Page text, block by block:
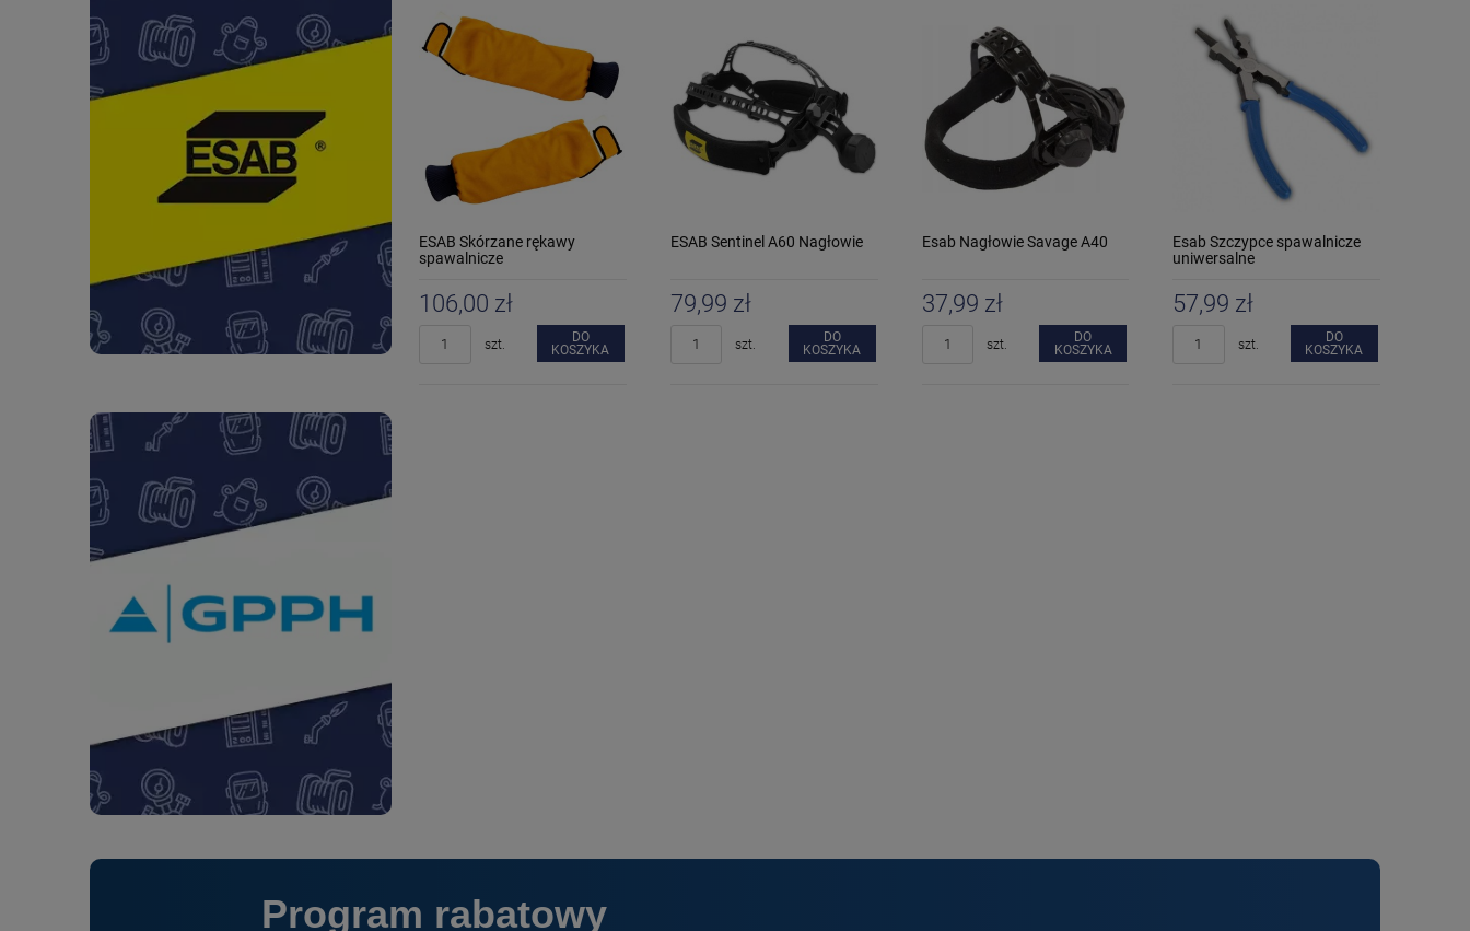
ESAB Skórzane rękawy
spawalnicze
106,00 zł
szt.
DO
KOSZYKA
ESAB Sentinel A60 Nagłowie
79,99 zł
szt.
DO
KOSZYKA
Esab Nagłowie Savage A40
37,99 zł
szt.
DO
KOSZYKA
Esab Szczypce spawalnicze
uniwersalne
57,99 zł
szt.
DO
KOSZYKA
Program rabatowy